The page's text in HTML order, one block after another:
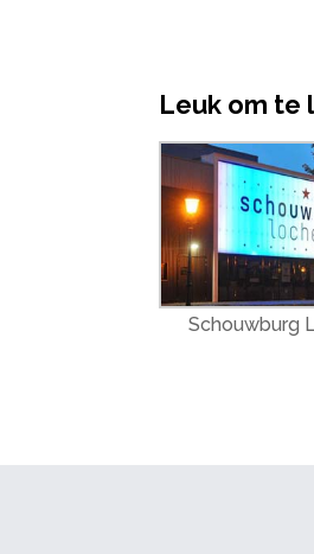
Leuk om te
Schouwburg